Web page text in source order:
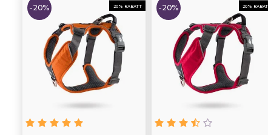
20% RABATT
-20%
20%
-20%